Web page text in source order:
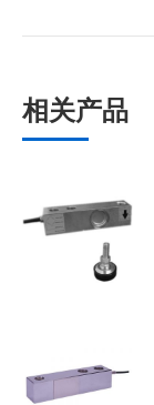
相关产品